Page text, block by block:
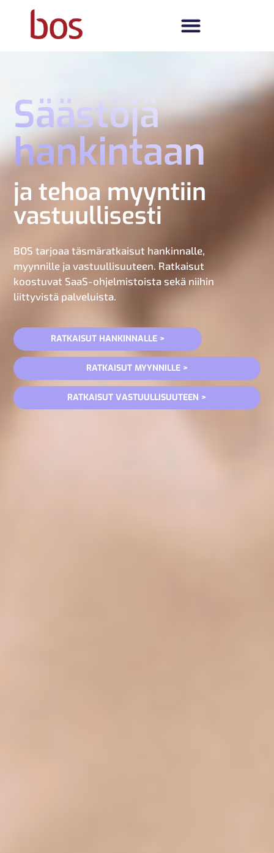
Säästöjä
hankintaan
ja tehoa myyntiin
vastuullisesti
BOS tarjoaa täsmäratkaisut hankinnalle,
myynnille ja vastuullisuuteen. Ratkaisut
koostuvat SaaS-ohjelmistoista sekä niihin
liittyvistä palveluista.
RATKAISUT HANKINNALLE >
RATKAISUT MYYNNILLE >
RATKAISUT VASTUULLISUUTEEN >